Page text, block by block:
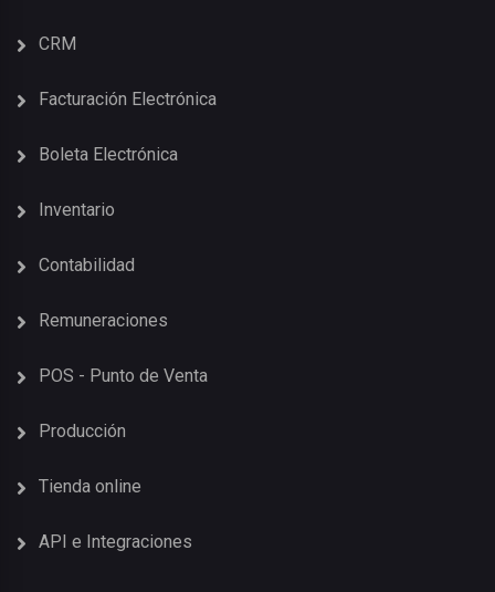
CRM
Facturación Electrónica
Boleta Electrónica
Inventario
Contabilidad
Remuneraciones
POS - Punto de Venta
Producción
Tienda online
API e Integraciones